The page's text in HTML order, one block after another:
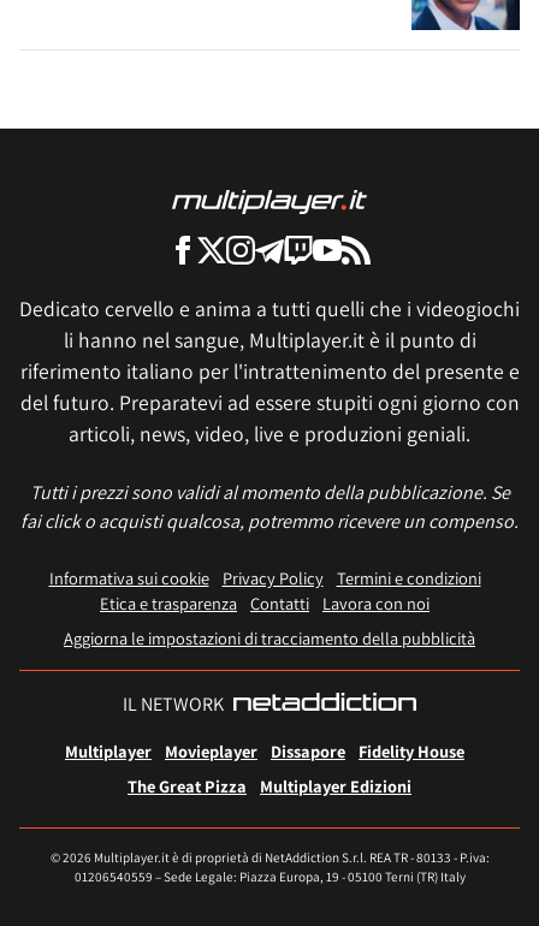
Dedicato cervello e anima a tutti quelli che i videogiochi
li hanno nel sangue, Multiplayer.it è il punto di
riferimento italiano per l'intrattenimento del presente e
del futuro. Preparatevi ad essere stupiti ogni giorno con
articoli, news, video, live e produzioni geniali.
Tutti i prezzi sono validi al momento della pubblicazione. Se
fai click o acquisti qualcosa, potremmo ricevere un compenso.
Informativa sui cookie Privacy Policy
Termini e condizioni
Etica e trasparenza Contatti
Lavora con noi
Aggiorna le impostazioni di tracciamento della pubblicità
IL NETWORK
Multiplayer Movieplayer Dissapore
Fidelity House
The Great Pizza
Multiplayer Edizioni
© 2026 Multiplayer.it è di proprietà di NetAddiction S.r.l. REA TR - 80133 - P.iva:
01206540559 – Sede Legale: Piazza Europa, 19 - 05100 Terni (TR) Italy